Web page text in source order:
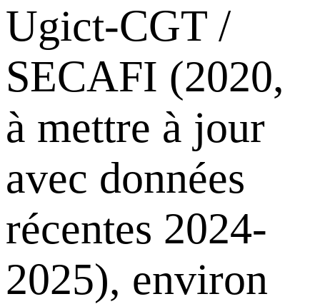
Ugict-CGT /
SECAFI (2020,
à mettre à jour
avec données
récentes 2024-
2025), environ